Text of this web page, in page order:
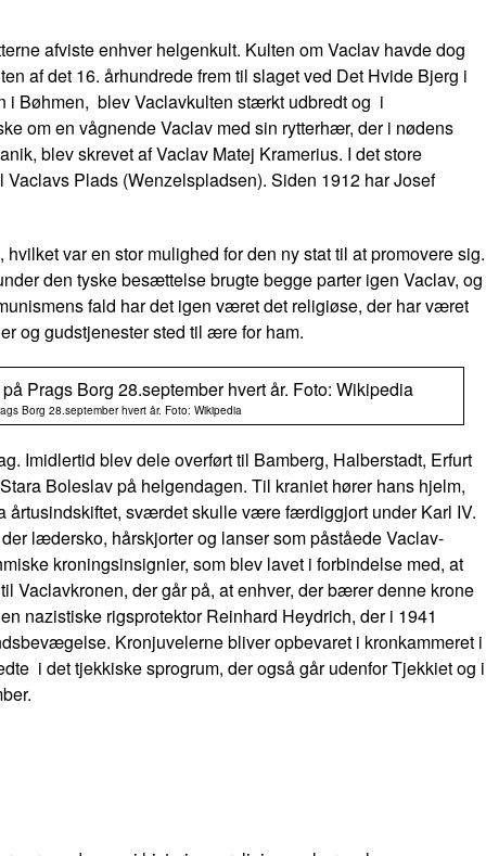
afviste enhver helgenkult. Kulten om Vaclav havde dog
af det 16. århundrede frem til slaget ved Det Hvide Bjerg i
i Bøhmen, blev Vaclavkulten stærkt udbredt og i
om en vågnende Vaclav med sin rytterhær, der i nødens
blev skrevet afVaclav Matej Kramerius. I det store
Plads (Wenzelspladsen). Siden 1912 har Josef
var en stor mulighed for den ny stat til at promovere sig.
den tyske besættelse brugte begge parter igen Vaclav, og
fald har det igen været det religiøse, der har været
og gudstjenester sted til ære for ham.
Borg 28.september hvert år. Foto: Wikipedia
Imidlertid blev dele overført til Bamberg, Halberstadt, Erfurt
Boleslav på helgendagen. Til kraniet hører hans hjelm,
årtusindskiftet, sværdet skulle være færdiggjort under Karl IV.
lædersko, hårskjorter og lanser som påståede Vaclav-
kroningsinsignier, som blev lavet i forbindelse med, at
Vaclavkronen, der går på, at enhver, der bærer denne krone
nazistiske rigsprotektor Reinhard Heydrich, der i 1941
Kronjuvelerne bliver opbevaret i kronkammeret i
i det tjekkiske sprogrum, der også går udenfor Tjekkiet og i